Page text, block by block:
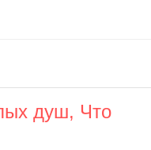
душ, Что